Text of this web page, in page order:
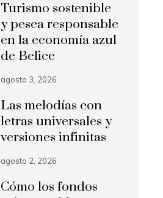
Turismo sostenible
y pesca responsable
en la economía azul
de Belice
agosto 3, 2026
Las melodías con
letras universales y
versiones infinitas
agosto 2, 2026
Cómo los fondos